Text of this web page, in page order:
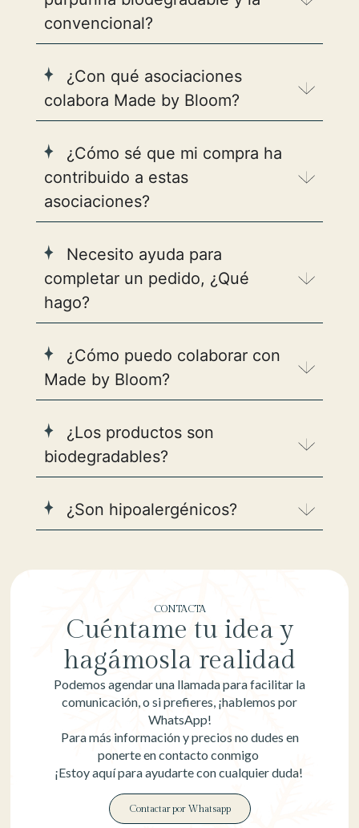
convencional?
¿Con qué asociaciones
colabora Made by Bloom?
¿Cómo sé que mi compra ha
contribuido a estas
asociaciones?
Necesito ayuda para
completar un pedido, ¿Qué
hago?
¿Cómo puedo colaborar con
Made by Bloom?
¿Los productos son
biodegradables?
¿Son hipoalergénicos?
CONTACTA
Cuéntame tu idea y
hagámosla realidad
Podemos agendar una llamada para facilitar la
comunicación, o si prefieres, ¡hablemos por
WhatsApp!
Para más información y precios no dudes en
ponerte en contacto conmigo
¡Estoy aquí para ayudarte con cualquier duda!
Contactar por Whatsapp